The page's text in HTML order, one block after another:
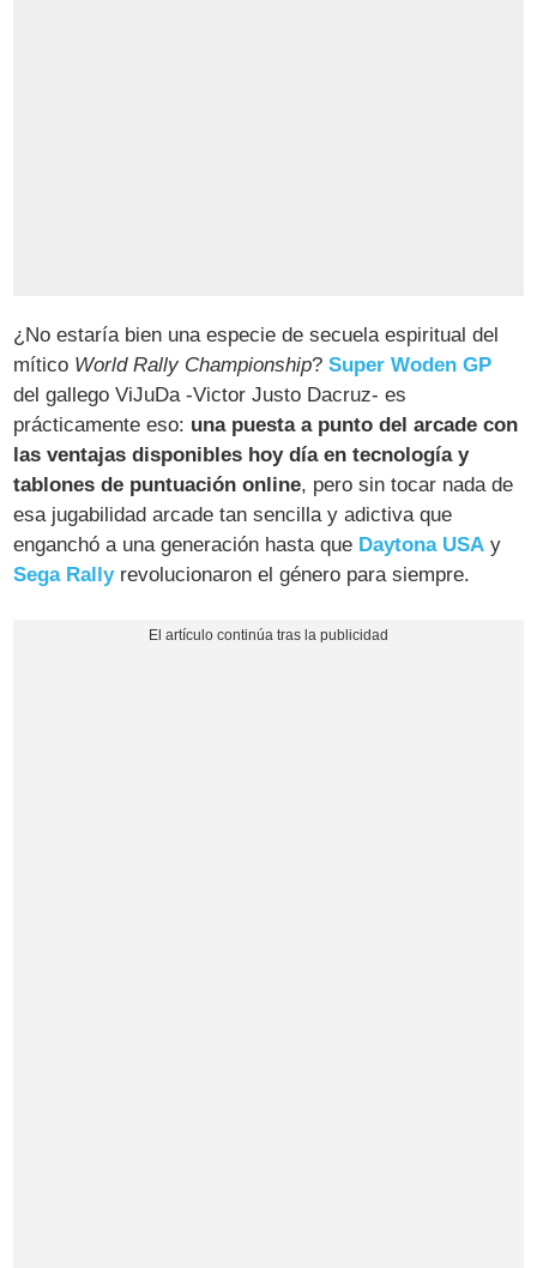
¿No estaría bien una especie de secuela espiritual del
mítico World Rally Championship?Super Woden GP
del gallego ViJuDa -Victor Justo Dacruz- es
prácticamente eso: una puesta a punto del arcade con
las ventajas disponibles hoy día en tecnología y
tablones de puntuación online, pero sin tocar nada de
esa jugabilidad arcade tan sencilla y adictiva que
enganchó a una generación hasta que Daytona USA y
Sega Rallyrevolucionaron el género para siempre.